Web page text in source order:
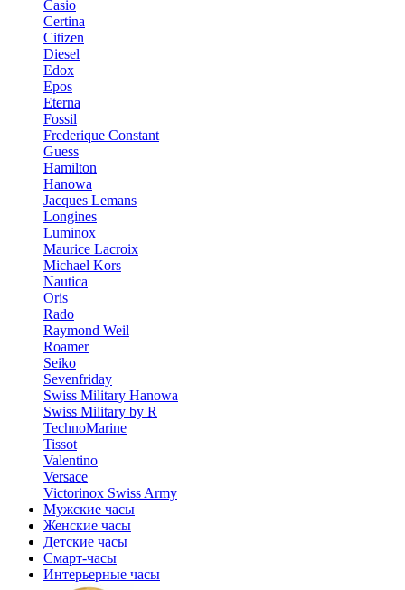
Casio
Certina
Citizen
Diesel
Edox
Epos
Eterna
Fossil
Frederique Constant
Guess
Hamilton
Hanowa
Jacques Lemans
Longines
Luminox
Maurice Lacroix
Michael Kors
Nautica
Oris
Rado
Raymond Weil
Roamer
Seiko
Sevenfriday
Swiss Military Hanowa
Swiss Military by R
TechnoMarine
Tissot
Valentino
Versace
Victorinox Swiss Army
Мужские часы
Женские часы
Детские часы
Смарт-часы
Интерьерные часы